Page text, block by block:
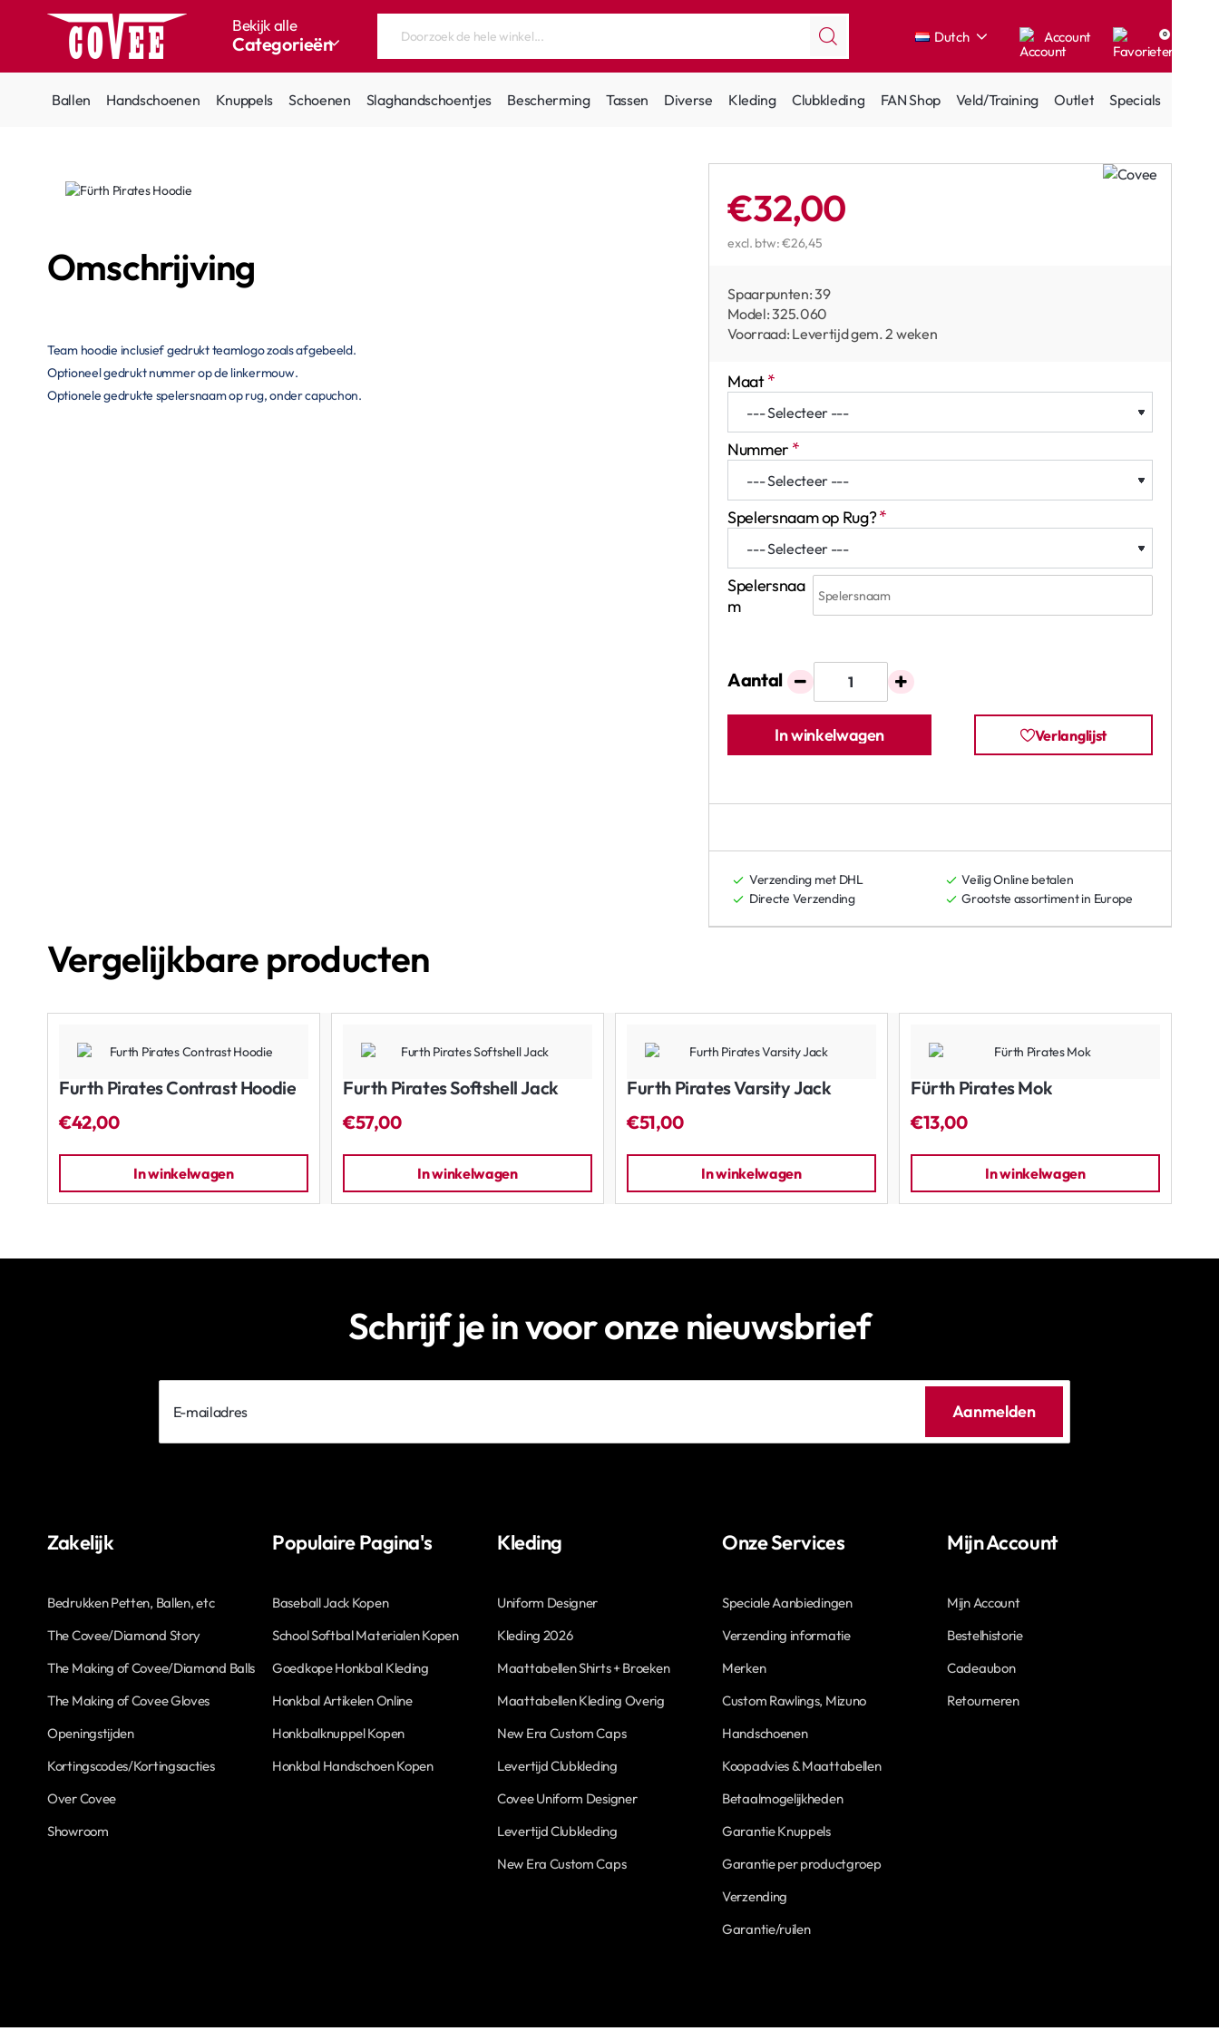
Bekijk alle
Categorieën
Doorzoek
winkel...
Dutch Account 0
Ballen Handschoenen Knuppels Schoenen Slaghandschoentjes Bescherming Tassen Diverse Kleding Clubkleding FAN Shop Veld/Training Outlet Specials
Omschrijving
Team hoodie inclusief gedrukt teamlogo zoals afgebeeld.
Optioneel gedrukt nummer op de linkermouw.
Optionele gedrukte spelersnaam op rug, onder capuchon.
Spaarpunten:39
Model:325.060
Voorraad: Levertijd gem. 2 weken
€32,00
excl. btw: €26,45
Maat
Nummer
Spelersnaam op Rug?
Spelersnaa
m
Aantal
In winkelwagen Verlanglijst
Verzending met DHL
Veilig Online betalen
Directe Verzending
Grootste assortiment in Europe
Vergelijkbare producten
Furth Pirates Contrast Hoodie
€42,00
In winkelwagen
Furth Pirates Softshell Jack
€57,00
In winkelwagen
Furth Pirates Varsity Jack
€51,00
In winkelwagen
Fürth Pirates Mok
€13,00
In winkelwagen
Schrijf je in voor onze nieuwsbrief
mailadres
Aanmelden
Zakelijk
Bedrukken Petten, Ballen, etc
The Covee/Diamond Story
The Making of Covee/Diamond Balls
The Making of Covee Gloves
Openingstijden
Kortingscodes/Kortingsacties
Over Covee
Showroom
Populaire Pagina's
Baseball Jack Kopen
School Softbal Materialen Kopen
Goedkope Honkbal Kleding
Honkbal Artikelen Online
Honkbalknuppel Kopen
Honkbal Handschoen Kopen
Kleding
Uniform Designer
Kleding 2026
Maattabellen Shirts + Broeken
Maattabellen Kleding Overig
New Era Custom Caps
Levertijd Clubkleding
Covee Uniform Designer
Levertijd Clubkleding
New Era Custom Caps
Onze Services
Speciale Aanbiedingen
Verzending informatie
Merken
Custom Rawlings, Mizuno
Handschoenen
Koopadvies & Maattabellen
Betaalmogelijkheden
Garantie Knuppels
Garantie per productgroep
Verzending
Garantie/ruilen
Mijn Account
Mijn Account
Bestelhistorie
Cadeaubon
Retourneren